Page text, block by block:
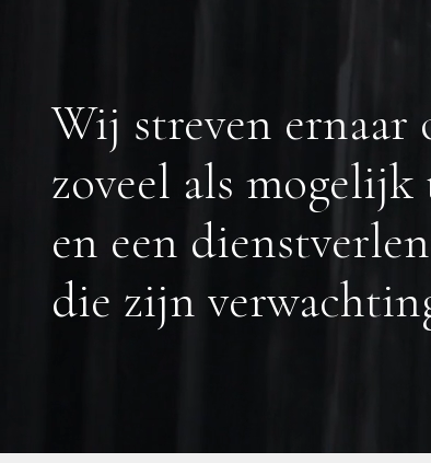
Wij streven ernaar
zoveel als
en een
die zijn